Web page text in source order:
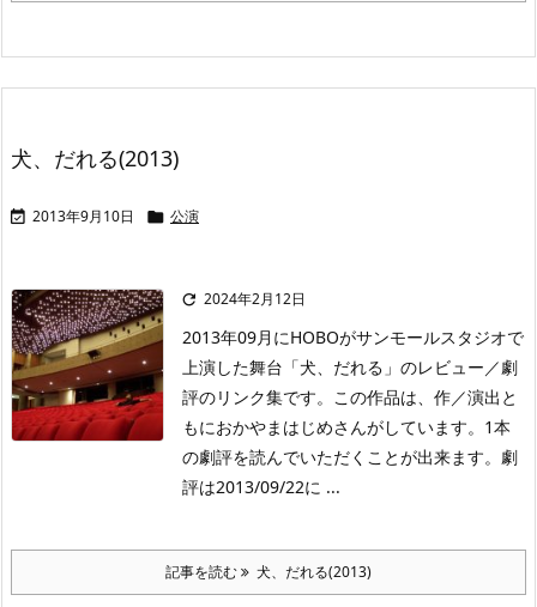
犬、だれる(2013)
 2013年9月10日  公演
 2024年2月12日
2013年09月にHOBOがサンモールスタジオで
上演した舞台「犬、だれる」のレビュー／劇
評のリンク集です。この作品は、作／演出と
もにおかやまはじめさんがしています。1本
の劇評を読んでいただくことが出来ます。劇
評は2013/09/22に ...
記事を読む 犬、だれる(2013)